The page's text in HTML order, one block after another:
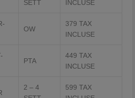
SETT
INCLUSE
OW
379 TAX
INCLUSE
PTA
449 TAX
INCLUSE
2 – 4
599 TAX